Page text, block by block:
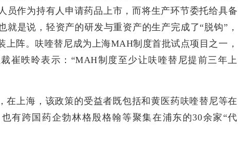
员作为持有人申请药品上市，而将生产环节委托给具备
是说，轻资产的研发与重资产的生产完成了“脱钩”，
上阵。呋喹替尼成为上海MAH制度首批试点项目之一，
崔昳昤表示：“MAH制度至少让呋喹替尼提前三年上
在上海，该政策的受益者既包括和黄医药呋喹替尼等在
有跨国药企勃林格殷格翰等聚集在浦东的30余家“代